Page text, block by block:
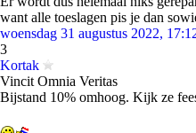
want alle toeslagen pis je dan
woensdag 31 augustus 2022,
3
Kortak
Vincit Omnia Veritas
Bijstand 10% omhoog. Kijk ze